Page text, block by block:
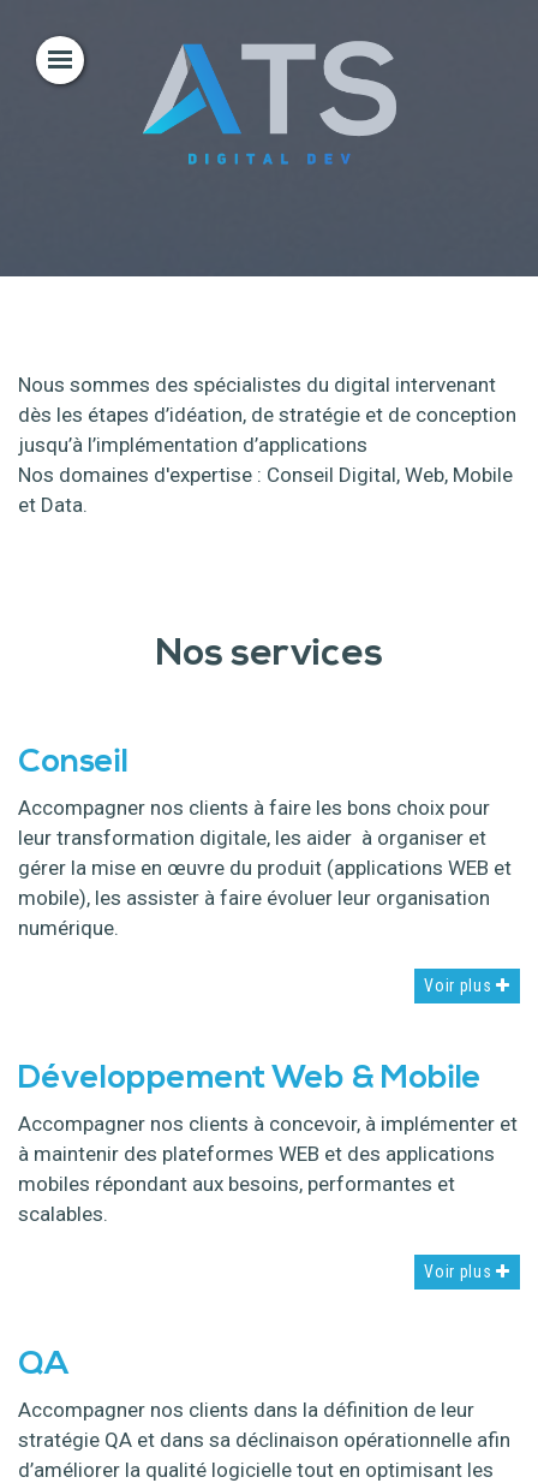
Nous sommes des spécialistes du digital intervenant
dès les étapes d’idéation, de stratégie et de conception
jusqu’à l’implémentation d’applications
Nos domaines d'expertise : Conseil Digital, Web, Mobile
et Data.
Nos services
Conseil
Accompagner nos clients à faire les bons choix pour
leur transformation digitale, les aider à organiser et
gérer la mise en œuvre du produit (applications WEB et
mobile), les assister à faire évoluer leur organisation
numérique.
Voir plus
Développement Web & Mobile
Accompagner nos clients à concevoir, à implémenter et
à maintenir des plateformes WEB et des applications
mobiles répondant aux besoins, performantes et
scalables.
Voir plus
QA
Accompagner nos clients dans la définition de leur
stratégie QA et dans sa déclinaison opérationnelle afin
d’améliorer la qualité logicielle tout en optimisant les